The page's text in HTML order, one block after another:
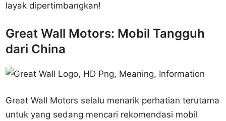
layak dipertimbangkan!
Great Wall Motors: Mobil Tangguh
dari China
Great Wall Motors selalu menarik perhatian terutama
untuk yang sedang mencari rekomendasi mobil